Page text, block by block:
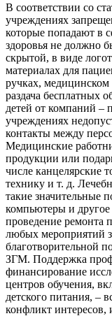
В соответствии со
учреждениях
которые попадают в
здоровья не должно
скрытой, в виде
материалах для
ручках, медицинском
раздача бесплатных
детей от компаний –
учреждениях
контакты между
Медицинские
продукции или
числе канцелярские
технику и т. д.
такие значительные
компьютеры и
проведение ремонта
любых мероприятий
благотворительной
ЗГМ. Поддержка
финансирование
центров обучения,
детского питания, –
конфликт